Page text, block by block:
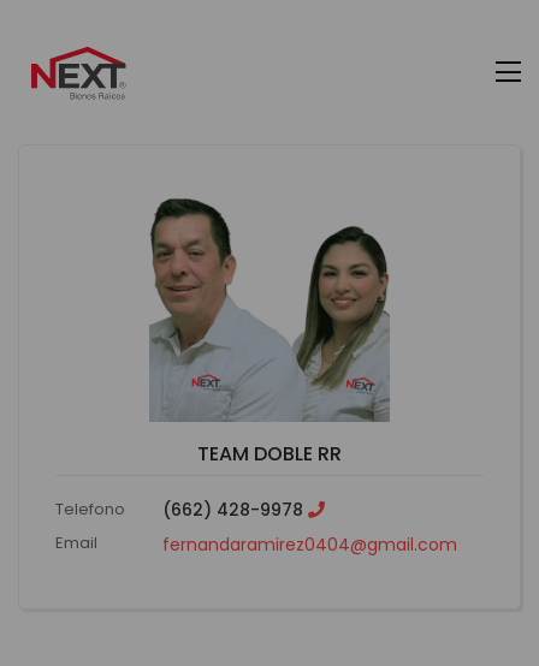
TEAM DOBLE RR
Telefono (662) 428-9978
Email fernandaramirez0404@gmail.com